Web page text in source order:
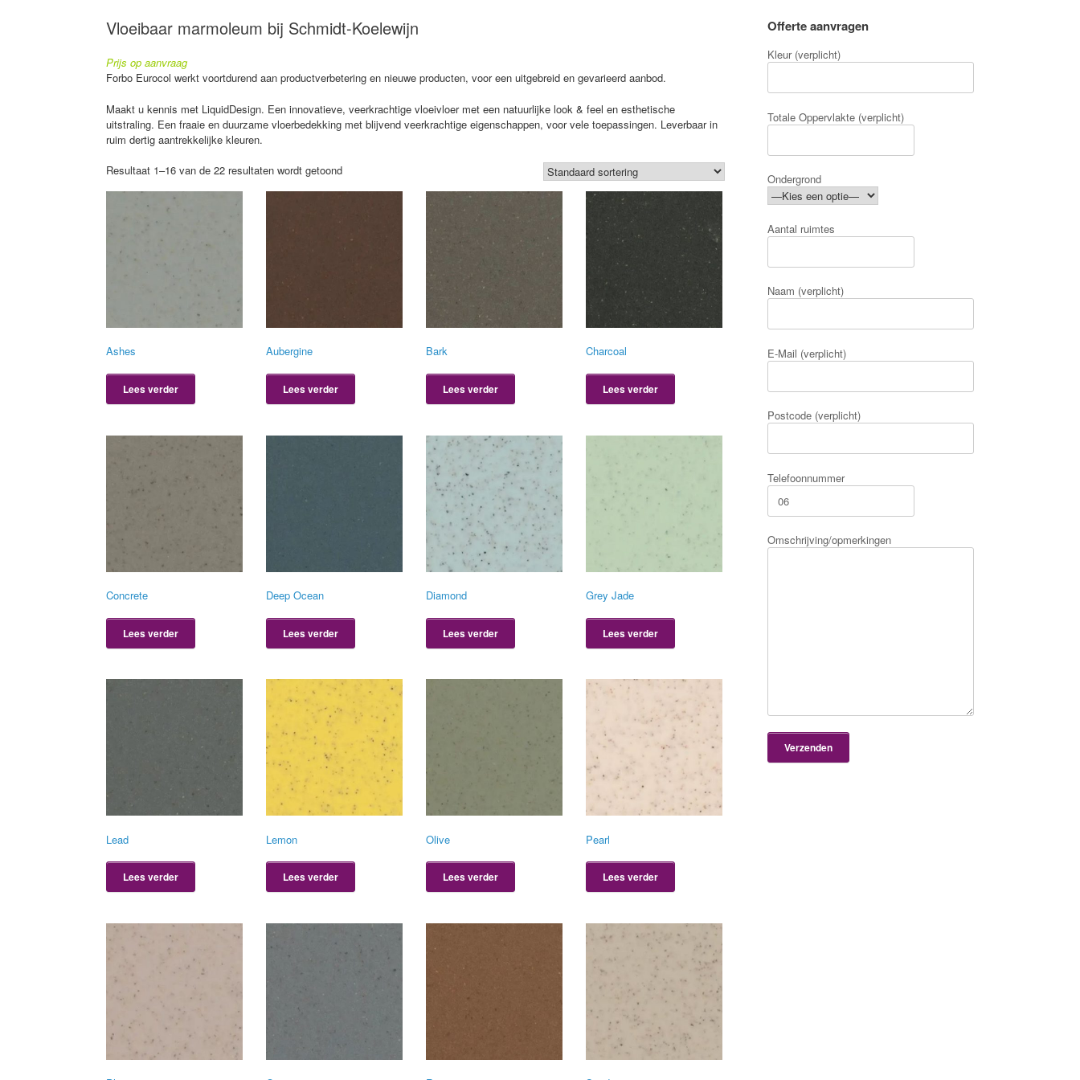
Vloeibaar marmoleum bij Schmidt-Koelewijn
Prijs op aanvraag
Forbo Eurocol werkt voortdurend aan productverbetering en nieuwe producten, voor een uitgebreid en gevarieerd aanbod.
Maakt u kennis met LiquidDesign. Een innovatieve, veerkrachtige vloeivloer met een natuurlijke look & feel en esthetische
uitstraling. Een fraaie en duurzame vloerbedekking met blijvend veerkrachtige eigenschappen, voor vele toepassingen. Leverbaar in
ruim dertig aantrekkelijke kleuren.
Resultaat 1–16 van de 22 resultaten wordt getoond
Ashes
Lees verder
Aubergine
Lees verder
Bark
Lees verder
Charcoal
Lees verder
Concrete
Lees verder
Deep Ocean
Lees verder
Diamond
Lees verder
Grey Jade
Lees verder
Lead
Lees verder
Lemon
Lees verder
Olive
Lees verder
Pearl
Lees verder
Offerte aanvragen
Kleur (verplicht)
Totale Oppervlakte (verplicht)
Ondergrond
Aantal ruimtes
Naam (verplicht)
E-Mail (verplicht)
Postcode (verplicht)
Telefoonnummer
Omschrijving/opmerkingen